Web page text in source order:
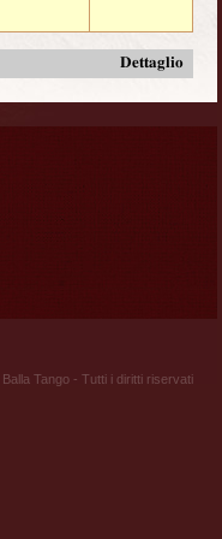
Dettaglio
Tango - Tutti i diritti riservati